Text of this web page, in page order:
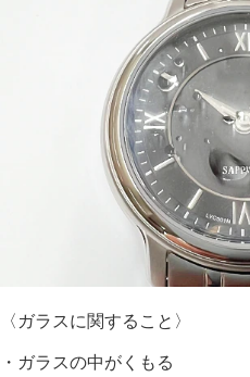
〈ガラスに関すること〉
・ガラスの中がくもる